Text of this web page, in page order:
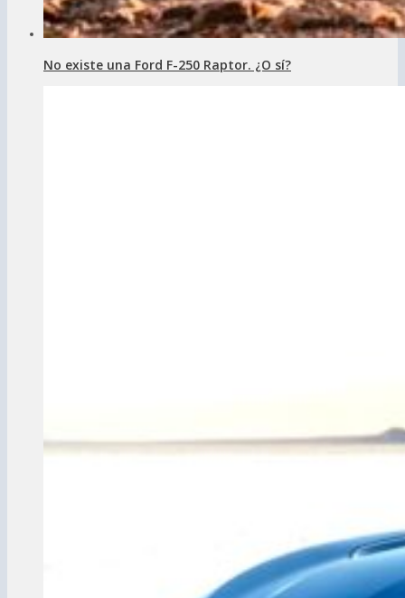
No existe una Ford F-250 Raptor. ¿O sí?